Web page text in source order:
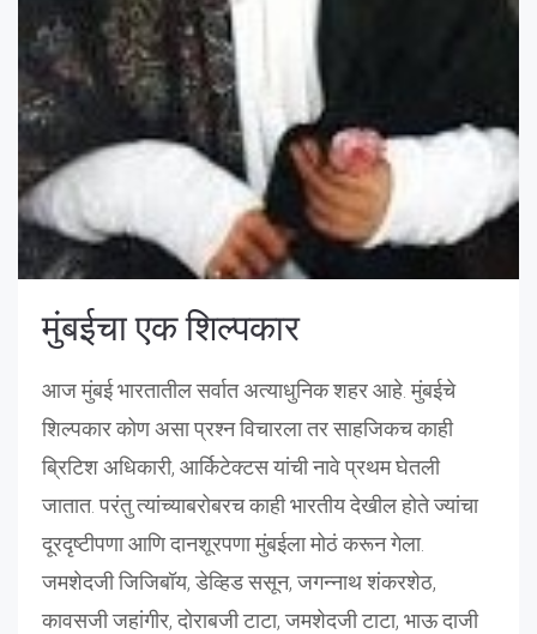
मुंबईचा एक शिल्पकार
आज मुंबई भारतातील सर्वात अत्याधुनिक शहर आहे. मुंबईचे
शिल्पकार कोण असा प्रश्न विचारला तर साहजिकच काही
ब्रिटिश अधिकारी, आर्किटेक्टस यांची नावे प्रथम घेतली
जातात. परंतु त्यांच्याबरोबरच काही भारतीय देखील होते ज्यांचा
दूरदृष्टीपणा आणि दानशूरपणा मुंबईला मोठं करून गेला.
जमशेदजी जिजिबॉय, डेव्हिड ससून, जगन्नाथ शंकरशेठ,
कावसजी जहांगीर, दोराबजी टाटा, जमशेदजी टाटा, भाऊ दाजी